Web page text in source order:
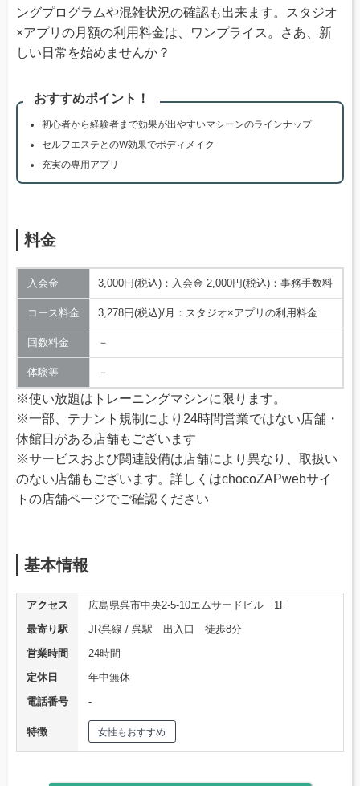
ングプログラムや混雑状況の確認も出来ます。スタジオ
×アプリの月額の利用料金は、ワンプライス。さあ、新
しい日常を始めませんか？
おすすめポイント！
初心者から経験者まで効果が出やすいマシーンのラインナップ
セルフエステとのW効果でボディメイク
充実の専用アプリ
料金
入会金 3,000円(税込)：入会金 2,000円(税込)：事務手数料
コース料金 3,278円(税込)/月：スタジオ×アプリの利用料金
回数料金 －
体験等 －
※使い放題はトレーニングマシンに限ります。
※一部、テナント規制により24時間営業ではない店舗・
休館日がある店舗もございます
※サービスおよび関連設備は店舗により異なり、取扱い
のない店舗もございます。詳しくはchocoZAPwebサイ
トの店舗ページでご確認ください
基本情報
アクセス
広島県呉市中央2-5-10エムサードビル 1F
最寄り駅
JR呉線 / 呉駅 出入口 徒歩8分
営業時間
24時間
定休日
年中無休
電話番号
‐
特徴 女性もおすすめ